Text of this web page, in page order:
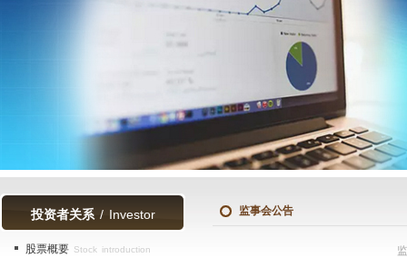
投资者关系/ Investor
股票概要 Stock introduction
监事会公告